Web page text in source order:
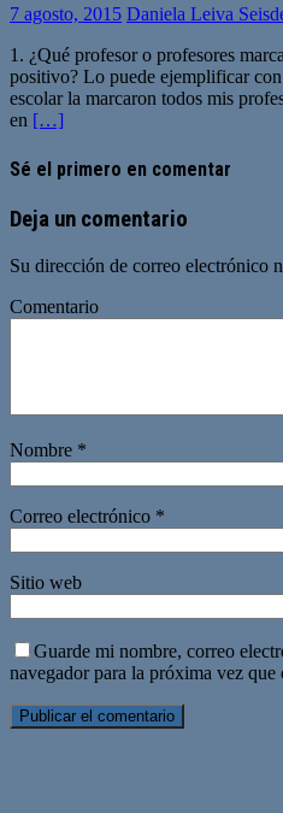
7 agosto, 2015 Daniela Leiva
1. ¿Qué profesor o profesores
positivo? Lo puede ejemplificar
escolar la marcaron todos mis
en […]
Sé el primero en comentar
Deja un comentario
Su dirección de correo electrónico
Comentario
Nombre *
Correo electrónico *
Sitio web
Guarde mi nombre, correo
navegador para la próxima vez que